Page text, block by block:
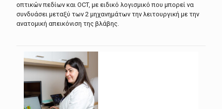
οπτικών πεδίων και OCT, με ειδικό λογισμικό που μπορεί να
συνδυάσει μεταξύ των 2 μηχανημάτων την λειτουργική με την
ανατομική απεικόνιση της βλάβης.